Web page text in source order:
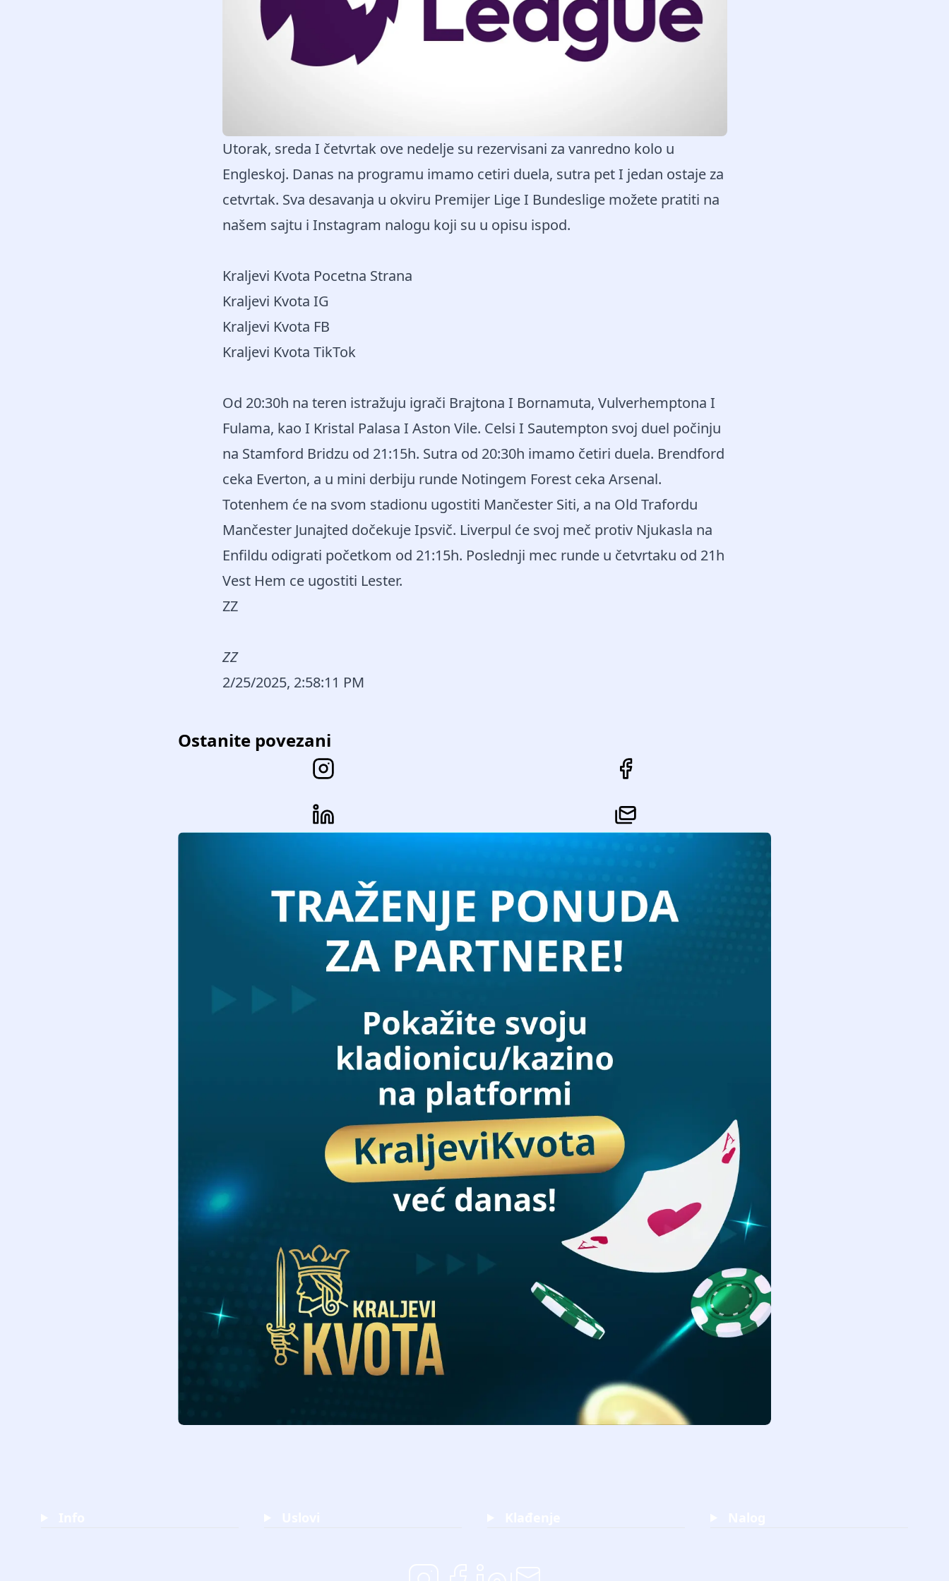
Utorak, sreda I četvrtak ove nedelje su rezervisani za vanredno kolo u
Engleskoj. Danas na programu imamo cetiri duela, sutra pet I jedan ostaje za
cetvrtak. Sva desavanja u okviru Premijer Lige I Bundeslige možete pratiti na
našem sajtu i Instagram nalogu koji su u opisu ispod.
Kraljevi Kvota Pocetna Strana
Kraljevi Kvota IG
Kraljevi Kvota FB
Kraljevi Kvota TikTok
Od 20:30h na teren istražuju igrači Brajtona I Bornamuta, Vulverhemptona I
Fulama, kao I Kristal Palasa I Aston Vile. Celsi I Sautempton svoj duel počinju
na Stamford Bridzu od 21:15h. Sutra od 20:30h imamo četiri duela. Brendford
ceka Everton, a u mini derbiju runde Notingem Forest ceka Arsenal.
Totenhem će na svom stadionu ugostiti Mančester Siti, a na Old Trafordu
Mančester Junajted dočekuje Ipsvič. Liverpul će svoj meč protiv Njukasla na
Enfildu odigrati početkom od 21:15h. Poslednji mec runde u četvrtaku od 21h
Vest Hem ce ugostiti Lester.
ZZ
ZZ
2/25/2025, 2:58:11 PM
Ostanite povezani